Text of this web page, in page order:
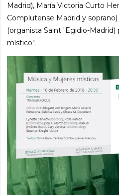
Madrid), María Victoria Curto
Complutense Madrid y
(organista Saint´Egidio-
místico".